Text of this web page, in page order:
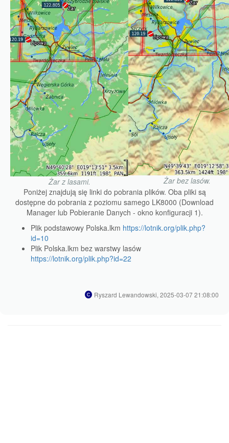
Żar z lasami.
Żar bez lasów.
Poniżej znajdują się linki do pobrania plików. Oba pliki są
dostępne do pobrania z poziomu samego LK8000 (Download
Manager lub Pobieranie Danych - okno konfiguracji 1).
Plik podstawowy Polska.lkm https://lotnik.org/plik.php?
id=10
Plik Polska.lkm bez warstwy lasów
https://lotnik.org/plik.php?id=22
Ryszard Lewandowski, 2025-03-07 21:08:00